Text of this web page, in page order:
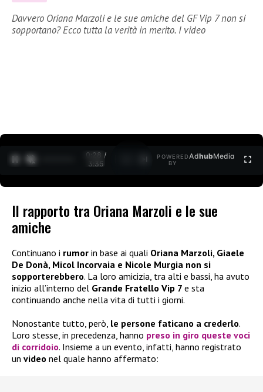
Davvero Oriana Marzoli e le sue amiche del GF Vip 7 non si
sopportano? Ecco tutta la verità in merito. I video
0:29 /
3:35
POWERED
BY
AdhubMedia
Il rapporto tra Oriana Marzoli e le sue
amiche
Continuano i rumor in base ai quali Oriana Marzoli, Giaele
De Donà, Micol Incorvaia e Nicole Murgia non si
sopporterebbero. La loro amicizia, tra alti e bassi, ha avuto
inizio all’interno del Grande Fratello Vip 7 e sta
continuando anche nella vita di tutti i giorni.
Nonostante tutto, però, le persone faticano a crederlo.
Loro stesse, in precedenza, hanno preso in giro queste voci
di corridoio. Insieme a un evento, infatti, hanno registrato
un video nel quale hanno affermato: